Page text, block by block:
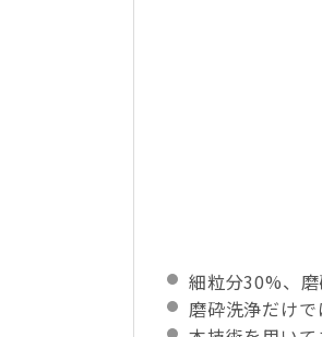
細粒分30%、
磨砕洗浄だけ